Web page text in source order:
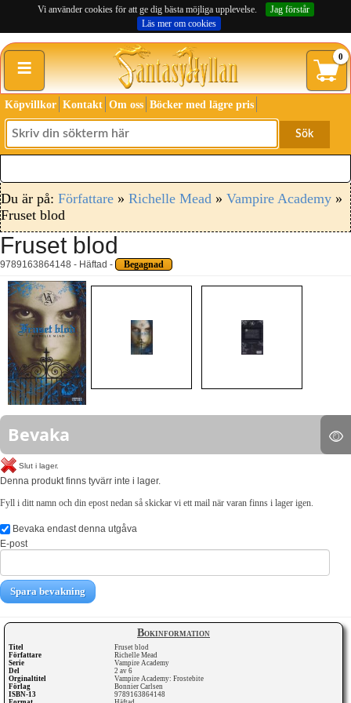
Vi använder cookies för att ge dig bästa möjliga upplevelse.
Jag förstår
Läs mer om cookies
≡ 0
Köpvillkor Kontakt Om oss Böcker med lägre pris
Sök
Du är på: Författare » Richelle Mead » Vampire Academy »
Fruset blod
Fruset blod
9789163864148 - Häftad - Begagnad
Bokinformation
Titel
Fruset blod
Författare
Richelle Mead
Serie
Vampire Academy
Del
2 av 6
Orginaltitel
Vampire Academy: Frostebite
Förlag
Bonnier Carlsen
ISBN-13
9789163864148
Bevaka
Slut i lager.
Denna produkt finns tyvärr inte i lager.
Fyll i ditt namn och din epost nedan så skickar vi ett mail när varan finns i lager igen.
Bevaka endast denna utgåva
E-post
Spara bevakning